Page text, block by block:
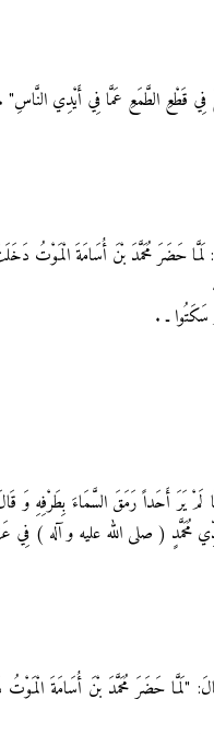
قَطْعِ الطَّمَعِ عَمَّا فِي أَيْدِي النَّاسِ" .
حَضَرَ مُحَمَّدَ بْنَ أُسَامَةَ الْمَوْتُ
ـ .
لَمْ يَرَ أَحَداً رَمَقَ السَّمَاءَ بِطَرْفِهِ
مُحَمَّدٍ ( صلى الله عليه و آله ) فِي
"لَمَّا حَضَرَ مُحَمَّدَ بْنَ أُسَامَةَ